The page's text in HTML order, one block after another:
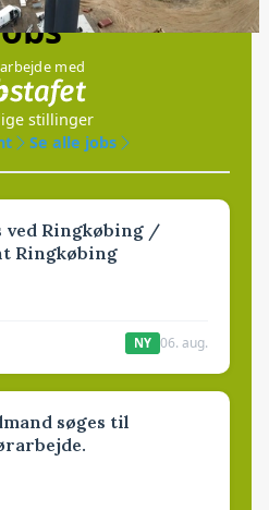
med
stillinger
Se alle jobs
ved Ringkøbing /
Ringkøbing
NY 06. aug.
søges til